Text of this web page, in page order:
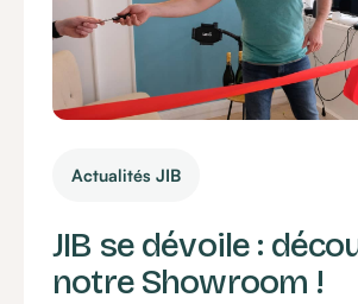
Actualités JIB
JIB se dévoile :
notre Showroom !